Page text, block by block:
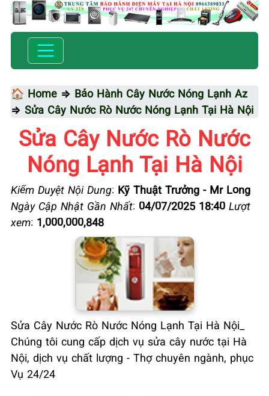
🏠 Home ⇒ Bảo Hành Cây Nước Nóng Lạnh Az
⇒ Sửa Cây Nước Rò Nước Nóng Lạnh Tại Hà Nội
Sửa Cây Nước Rò Nước
Nóng Lạnh Tại Hà Nội
Kiểm Duyệt Nội Dung: Kỹ Thuật Trưởng - Mr Long
Ngày Cập Nhật Gần Nhất: 04/07/2025 18:40 Lượt
xem: 1,000,000,848
Sửa Cây Nước Rò Nước Nóng Lạnh Tại Hà Nội_
Chúng tôi cung cấp dịch vụ sửa cây nước tại Hà
Nội, dịch vụ chất lượng - Thợ chuyên ngành, phục
Vụ 24/24